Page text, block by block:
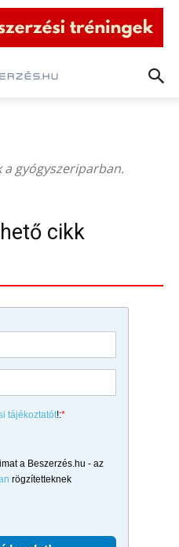
a gyógyszeriparban.
cikk
tájékoztatót!:*
a Beszerzés.hu - az
rögzítetteknek